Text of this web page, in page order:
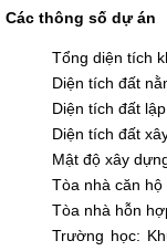
Các thông số dự án
Tổng diện tích
Diện tích đất
Diện tích đất
Diện tích đất
Mật độ xây
Tòa nhà căn
Tòa nhà hỗn
Trường học: